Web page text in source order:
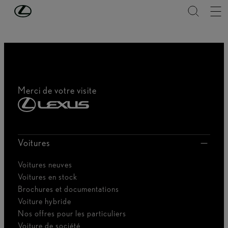
Passer au contenu principal
Merci de votre visite
Voitures
Voitures neuves
Voitures en stock
Brochures et documentations
Voiture hybride
Nos offres pour les particuliers
Voiture de société